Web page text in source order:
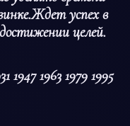
успех в
целей.
1947 1963 1979 1995